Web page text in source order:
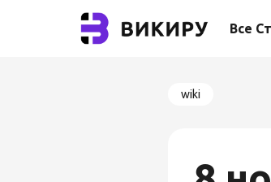
Все
wiki